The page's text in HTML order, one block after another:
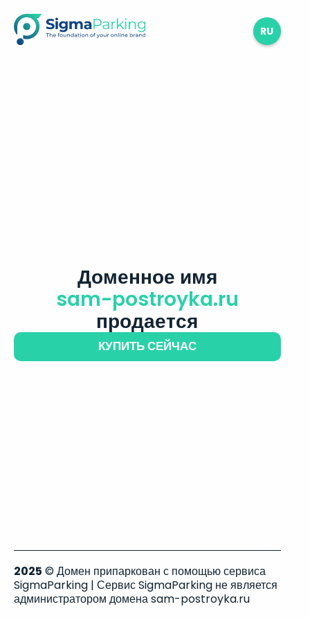
RU
Доменное имя
sam-postroyka.ru
продается
КУПИТЬ СЕЙЧАС
2025 © Домен припаркован с помощью сервиса
SigmaParking | Сервис SigmaParking не является
администратором домена sam-postroyka.ru